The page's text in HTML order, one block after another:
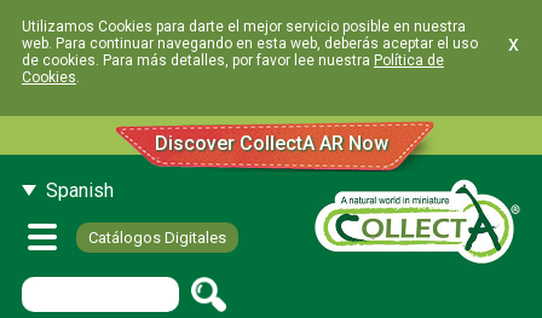
Utilizamos Cookies para darte el mejor servicio posible en nuestra
web. Para continuar navegando en esta web, deberás aceptar el uso
de cookies. Para más detalles, por favor lee nuestra Política de
Cookies.
x
Discover CollectA AR Now
Spanish
Catálogos Digitales